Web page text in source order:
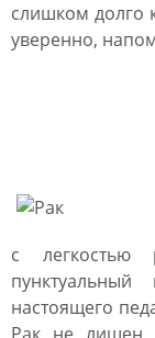
слишком долго
уверенно,
с легкостью
настоящего